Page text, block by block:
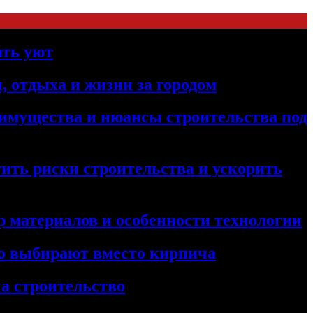
уют
отдыха и жизни за городом
и нюансы строительства под
риски строительства и ускорить
и особенности технологии
выбирают вместо кирпича
строительство